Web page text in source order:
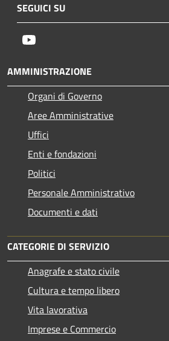
SEGUICI SU
AMMINISTRAZIONE
Organi di Governo
Aree Amministrative
Uffici
Enti e fondazioni
Politici
Personale Amministrativo
Documenti e dati
CATEGORIE DI SERVIZIO
Anagrafe e stato civile
Cultura e tempo libero
Vita lavorativa
Imprese e Commercio